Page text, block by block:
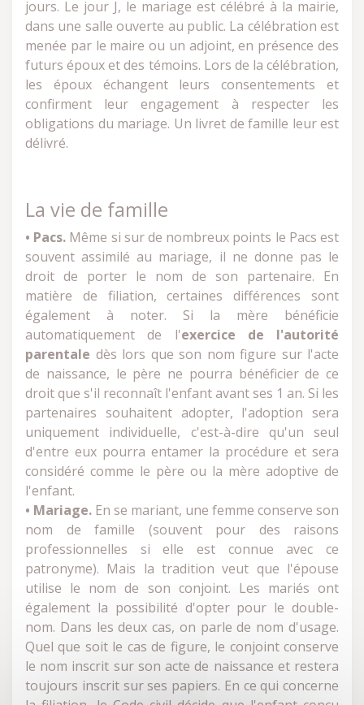
jours. Le jour J, le mariage est célébré à la mairie,
dans une salle ouverte au public. La célébration est
menée par le maire ou un adjoint, en présence des
futurs époux et des témoins. Lors de la célébration,
les époux échangent leurs consentements et
confirment leur engagement à respecter les
obligations du mariage. Un livret de famille leur est
délivré.
La vie de famille
• Pacs. Même si sur de nombreux points le Pacs est
souvent assimilé au mariage, il ne donne pas le
droit de porter le nom de son partenaire. En
matière de filiation, certaines différences sont
également à noter. Si la mère bénéficie
automatiquement de l'exercice de l'autorité
parentale dès lors que son nom figure sur l'acte
de naissance, le père ne pourra bénéficier de ce
droit que s'il reconnaît l'enfant avant ses 1 an. Si les
partenaires souhaitent adopter, l'adoption sera
uniquement individuelle, c'est-à-dire qu'un seul
d'entre eux pourra entamer la procédure et sera
considéré comme le père ou la mère adoptive de
l'enfant.
• Mariage. En se mariant, une femme conserve son
nom de famille (souvent pour des raisons
professionnelles si elle est connue avec ce
patronyme). Mais la tradition veut que l'épouse
utilise le nom de son conjoint. Les mariés ont
également la possibilité d'opter pour le double-
nom. Dans les deux cas, on parle de nom d'usage.
Quel que soit le cas de figure, le conjoint conserve
le nom inscrit sur son acte de naissance et restera
toujours inscrit sur ses papiers. En ce qui concerne